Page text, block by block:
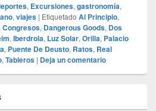
, Excursiones, gastronomía,
, viajes | Etiquetado Al Principio,
Congresos, Dangerous Goods, Dos
, Iberdrola, Luz Solar, Orilla, Palacio
, Puente De Deusto, Ratos, Real
, Tableros | Deja un comentario